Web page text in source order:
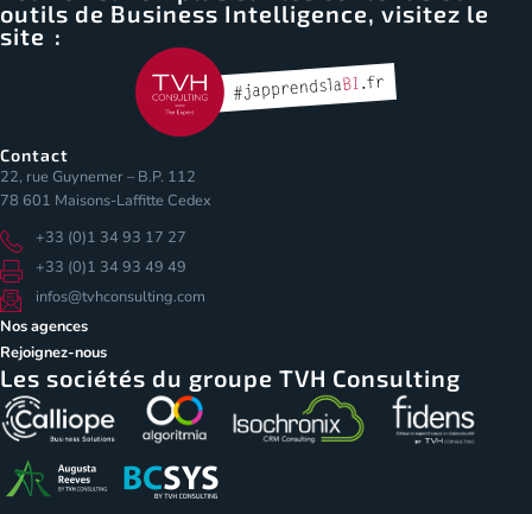
outils de Business Intelligence, visitez le
site :
Contact
22, rue Guynemer – B.P. 112
78 601 Maisons-Laffitte Cedex
+33 (0)1 34 93 17 27
+33 (0)1 34 93 49 49
infos@tvhconsulting.com
Nos agences
Rejoignez-nous
Les sociétés du groupe TVH Consulting